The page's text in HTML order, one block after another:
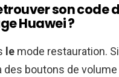
son code
Huawei ?
le mode restauration.
des boutons de